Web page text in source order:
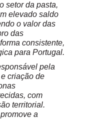
setor da pasta,
elevado saldo
o valor das
das
consistente,
para Portugal.
pela
criação de
com
territorial.
a